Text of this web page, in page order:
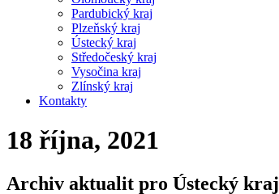
Pardubický kraj
Plzeňský kraj
Ústecký kraj
Středočeský kraj
Vysočina kraj
Zlínský kraj
Kontakty
18 října, 2021
Archiv aktualit pro Ústecký kraj